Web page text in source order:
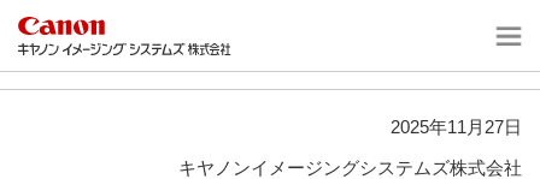
ニュース
2025年11月27日
キヤノンイメージングシステムズ株式会社